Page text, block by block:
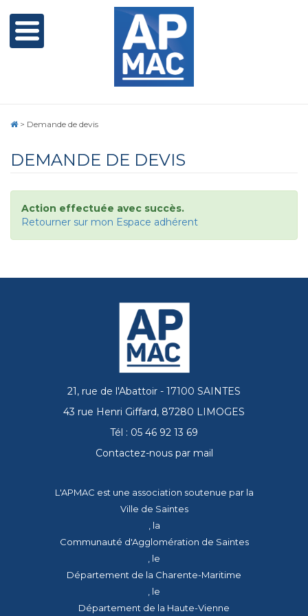
> Demande de devis
DEMANDE DE DEVIS
Action effectuée avec succès.
Retourner sur mon Espace adhérent
21, rue de l'Abattoir - 17100 SAINTES
43 rue Henri Giffard, 87280 LIMOGES
Tél : 05 46 92 13 69
Contactez-nous par mail
L'APMAC est une association soutenue par la
Ville de Saintes
, la
Communauté d'Agglomération de Saintes
, le
Département de la Charente-Maritime
, le
Département de la Haute-Vienne